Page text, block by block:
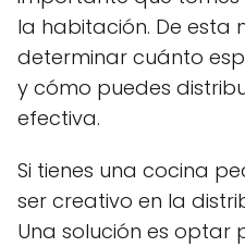
la habitación. De esta
determinar cuánto
y cómo puedes
efectiva.
Si tienes una cocina
ser creativo en la
Una solución es optar